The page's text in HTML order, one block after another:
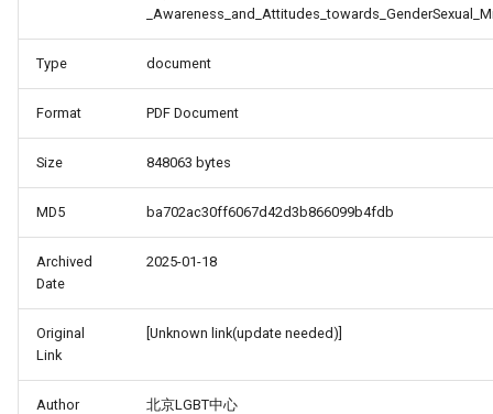
Type document
Format PDF Document
Size 848063 bytes
MD5 ba702ac30ff6067d42d3b866099b4fdb
Archived
Date
2025-01-18
Original
Link
[Unknown link(update needed)]
Author 北京LGBT中心